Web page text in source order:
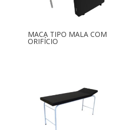
MACA TIPO MALA COM
ORIFÍCIO